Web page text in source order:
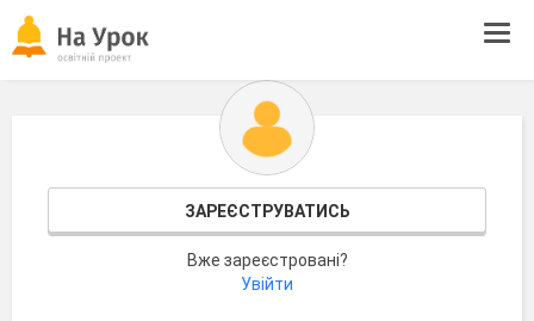
ЗАРЕЄСТРУВАТИСЬ
Вже зареєстровані?
Увійти